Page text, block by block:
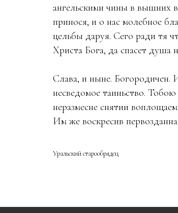
ангельскими чины в вышних
принося, и о нас молебное
цельбы даруя. Сего ради тя
Христа Бога, да спасет
Слава, и ныне. Богородичен.
несведомое таиньство.
неразмесне снятии
Им же воскресив
Уральский старообрядец